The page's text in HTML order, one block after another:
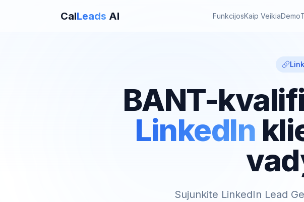
CalLeads AI FunkcijosKaip VeikiaDemo
BANT-
LinkedIn
Sujunkite LinkedIn Lead